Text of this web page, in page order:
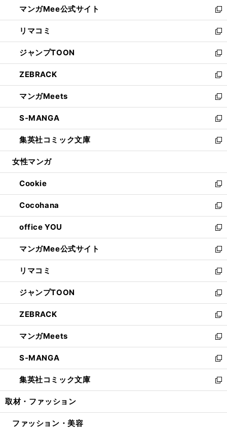
く
ド
ウ
で
開
く
ィ
ン
ド
ウ
で
開
く
い
ウ
ィ
ン
ド
ウ
で
開
く
マンガMee公式サイト
新
し
い
ウ
ィ
ン
ド
ウ
で
開
く
リマコミ
新
し
い
ウ
ィ
ン
ド
ウ
で
開
く
ジャンプTOON
新
し
い
ウ
ィ
ン
ド
ウ
で
開
ZEBRACK
新
し
い
ウ
ィ
ン
ド
ウ
開
く
マンガMeets
新
し
い
ウ
ィ
ン
ウ
で
開
く
S-MANGA
新
し
い
ウ
ン
ド
ウ
で
開
く
集英社コミック文庫
新
し
ウ
ィ
ン
ド
ウ
で
開
く
女性マンガ
Cookie
新
し
い
ウ
ィ
ン
ド
ウ
で
開
く
Cocohana
新
し
い
ウ
ィ
ン
ド
ウ
で
開
く
office YOU
新
し
い
ウ
ィ
ン
ド
ウ
で
開
く
マンガMee公式サイト
新
し
い
ウ
ィ
ン
ド
ウ
で
開
く
リマコミ
新
し
い
ウ
ィ
ン
ド
ウ
で
開
く
ジャンプTOON
新
し
い
ウ
ィ
ン
ド
ウ
で
開
ZEBRACK
新
し
い
ウ
ィ
ン
ド
ウ
開
マンガMeets
新
し
い
ウ
ィ
ン
ウ
S-MANGA
新
し
い
ウ
ン
集英社コミック文庫
新
し
ウ
取材・ファッション
ファッション・美容